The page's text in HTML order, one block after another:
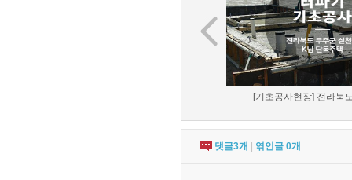
[기초공사현장] 전라북
댓글3개 엮인글 0개